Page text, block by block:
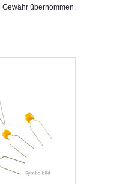
übernommen.